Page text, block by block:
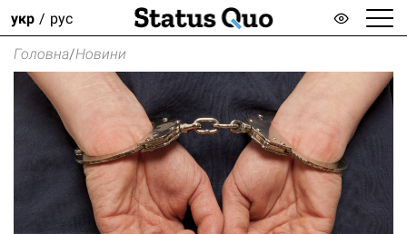
укр рус
Головна/Новини